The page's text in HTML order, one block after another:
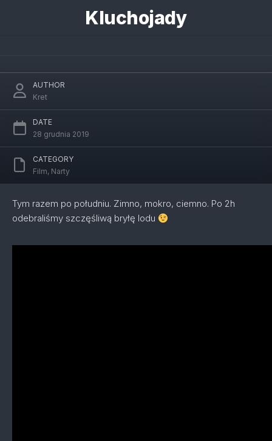
Kluchojady
AUTHOR
Kret
DATE
28 grudnia 2019
CATEGORY
Film, Narty
Tym razem po południu. Zimno, mokro, ciemno. Po 2h
odebraliśmy szczęśliwą bryłę lodu